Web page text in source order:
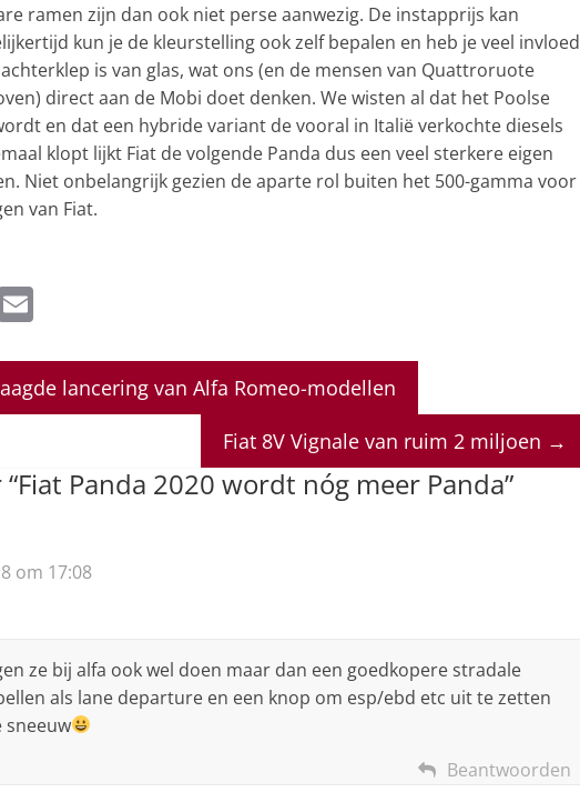
ramen zijn dan ook niet perse aanwezig. De instapprijs kan
kun je de kleurstelling ook zelf bepalen en heb je veel invloed
is van glas, wat ons (en de mensen van Quattroruote
direct aan de Mobi doet denken. We wisten al dat het Poolse
en dat een hybride variant de vooral in Italië verkochte diesels
klopt lijkt Fiat de volgende Panda dus een veel sterkere eigen
Niet onbelangrijk gezien de aparte rol buiten het 500-gamma voor
van Fiat.
ai
l
lancering van Alfa Romeo-modellen
Fiat 8V Vignale van ruim 2 miljoen →
Fiat Panda 2020 wordt nóg meer Panda”
om 17:08
ze bij alfa ook wel doen maar dan een goedkopere stradale
als lane departure en een knop om esp/ebd etc uit te zetten
sneeuw
Beantwoorden